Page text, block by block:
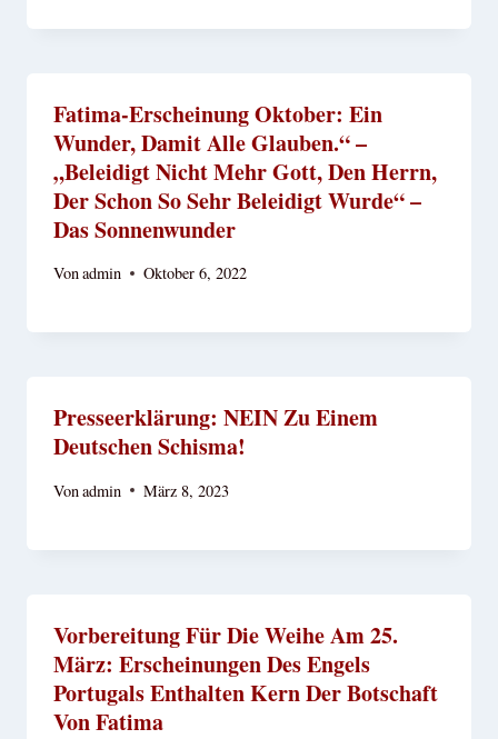
Fatima-Erscheinung Oktober: Ein
Wunder, Damit Alle Glauben.“ –
„Beleidigt Nicht Mehr Gott, Den Herrn,
Der Schon So Sehr Beleidigt Wurde“ –
Das Sonnenwunder
Vonadmin Oktober 6, 2022
Presseerklärung: NEIN Zu Einem
Deutschen Schisma!
Vonadmin März 8, 2023
Vorbereitung Für Die Weihe Am 25.
März: Erscheinungen Des Engels
Portugals Enthalten Kern Der Botschaft
Von Fatima